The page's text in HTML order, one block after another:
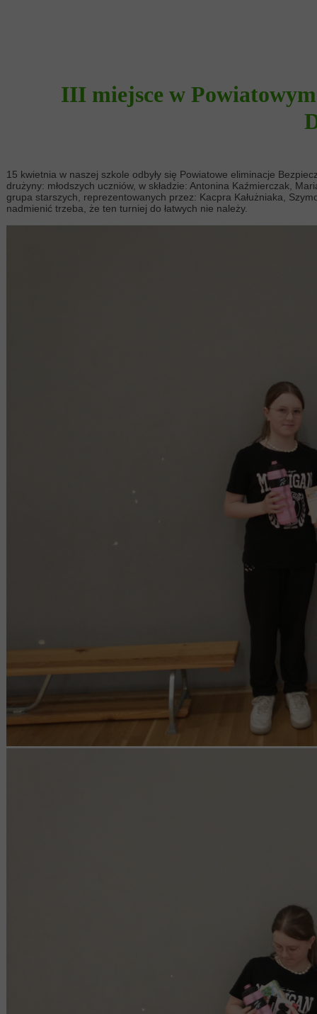
15 kwietnia w naszej szkole odbyły się Powiatowe eliminacje
drużyny: młodszych uczniów, w składzie: Antonina Kaźmierczak,
grupa starszych, reprezentowanych przez: Kacpra Kałużniaka,
nadmienić trzeba, że ten turniej do łatwych nie należy.
III miejsce w